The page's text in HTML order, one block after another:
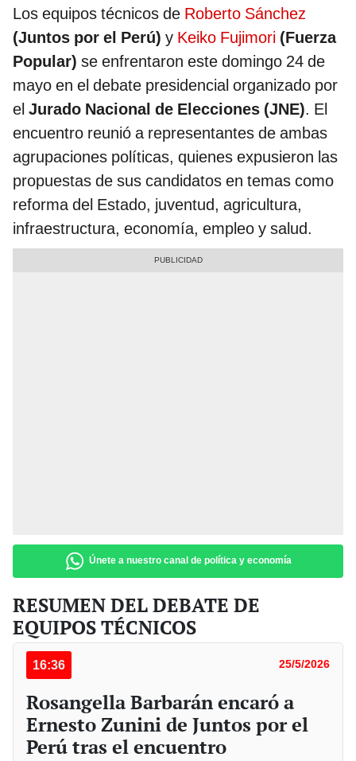
Los equipos técnicos de Roberto Sánchez
(Juntos por el Perú) y Keiko Fujimori (Fuerza
Popular) se enfrentaron este domingo 24 de
mayo en el debate presidencial organizado por
el Jurado Nacional de Elecciones (JNE). El
encuentro reunió a representantes de ambas
agrupaciones políticas, quienes expusieron las
propuestas de sus candidatos en temas como
reforma del Estado, juventud, agricultura,
infraestructura, economía, empleo y salud.
Únete a nuestro canal de política y economía
RESUMEN DEL DEBATE DE
EQUIPOS TÉCNICOS
16:36 25/5/2026
Rosangella Barbarán encaró a
Ernesto Zunini de Juntos por el
Perú tras el encuentro